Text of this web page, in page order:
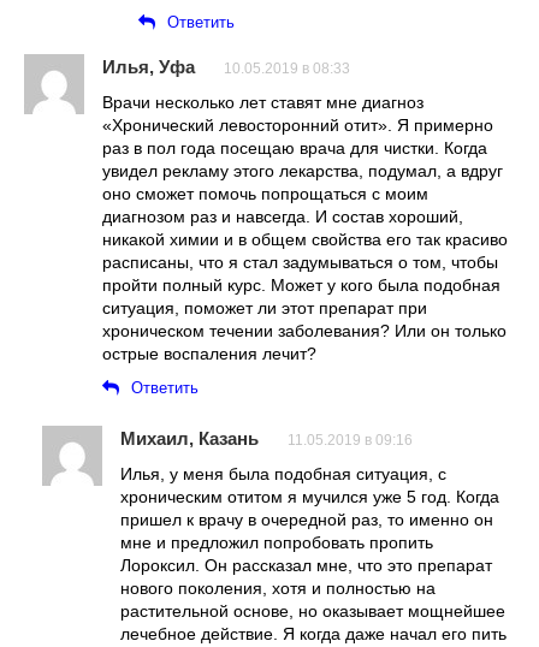
Ответить
Илья, Уфа 10.05.2019 в 08:33
Врачи несколько лет ставят мне диагноз
«Хронический левосторонний отит». Я примерно
раз в пол года посещаю врача для чистки. Когда
увидел рекламу этого лекарства, подумал, а вдруг
оно сможет помочь попрощаться с моим
диагнозом раз и навсегда. И состав хороший,
никакой химии и в общем свойства его так красиво
расписаны, что я стал задумываться о том, чтобы
пройти полный курс. Может у кого была подобная
ситуация, поможет ли этот препарат при
хроническом течении заболевания? Или он только
острые воспаления лечит?
Ответить
Михаил, Казань 11.05.2019 в 09:16
Илья, у меня была подобная ситуация, с
хроническим отитом я мучился уже 5 год. Когда
пришел к врачу в очередной раз, то именно он
мне и предложил попробовать пропить
Лороксил. Он рассказал мне, что это препарат
нового поколения, хотя и полностью на
растительной основе, но оказывает мощнейшее
лечебное действие. Я когда даже начал его пить